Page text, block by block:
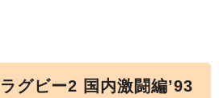
グビー2 国内激闘編’93